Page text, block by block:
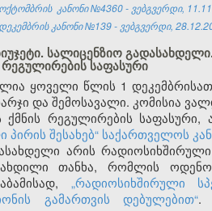
კანონი №4360 - ვებგვერდი,
კანონი №139 - ვებგვერდი,
ბიუჯეტი. სალიცენზიო
საფასური
ყოველი წლის 1
და შემოსავალი. კომისია
ქმნის რეგულირების
პირის შესახებ“ საქართველოს
არის
თანხა, რომლის
„რადიოსიხშირული
გამართვის დებულებით“.